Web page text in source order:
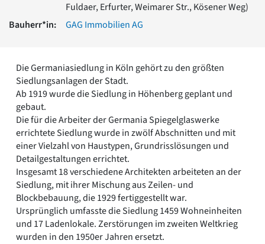
Datenschutz
Suchbegriff eingeben
Fuldaer, Erfurter, Weimarer Str., Kösener Weg)
Bauherr*in:
GAG Immobilien AG
Die Germaniasiedlung in Köln gehört zu den größten
Siedlungsanlagen der Stadt.
Ab 1919 wurde die Siedlung in Höhenberg geplant und
gebaut.
Die für die Arbeiter der Germania Spiegelglaswerke
errichtete Siedlung wurde in zwölf Abschnitten und mit
einer Vielzahl von Haustypen, Grundrisslösungen und
Detailgestaltungen errichtet.
Insgesamt 18 verschiedene Architekten arbeiteten an der
Siedlung, mit ihrer Mischung aus Zeilen- und
Blockbebauung, die 1929 fertiggestellt war.
Ursprünglich umfasste die Siedlung 1459 Wohneinheiten
und 17 Ladenlokale. Zerstörungen im zweiten Weltkrieg
wurden in den 1950er Jahren ersetzt.